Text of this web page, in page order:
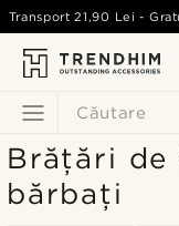
Căutare
Transport 21,90 Lei -
Brățări
bărbați